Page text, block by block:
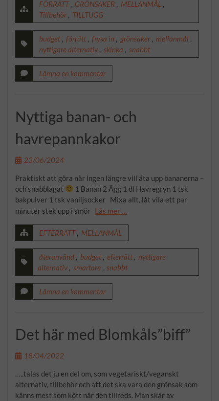
FÖRRÄTT , GRÖNSAKER , MELLANMÅL ,
Tillbehör , TILLTUGG
budget , förrätt , frysa in , grönsaker , mellanmål ,
nyttigare alternativ , skinka , snabbt
Lämna en kommentar
Nyttiga banan- och
havrepannkakor
23/06/2024
Praktiskt att göra när ingen längre vill äta upp bananerna –
och snabblagat
1 Banan 2 Ägg 1 dl Havregryn 1 tsk
bakpulver 1 tsk vaniljsocker Mixa allt, låt vila ett par
minuter stek upp i smör Läs mer …
EFTERRÄTT MELLANMÅL
återanvänd budget efterrätt
nyttigare
alternativ
smartare snabbt
Lämna en kommentar
Det här med Blomkåls”biff”
18/04/2022
…..talas det ju en del om, som vegetariskt/veganskt
alternativ, tillbehör och att det ska vara den grönsak som
känns mest som kött när den tillreds. Man skär av